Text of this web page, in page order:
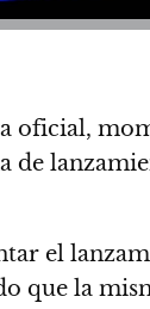
oficial,
de
el
que la